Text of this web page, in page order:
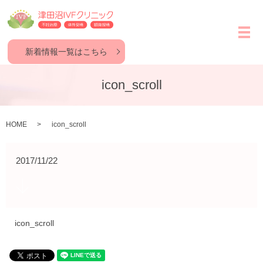
新着情報一覧はこちら
メ
icon_scroll
HOME icon_scroll
2017/11/22
icon_scroll